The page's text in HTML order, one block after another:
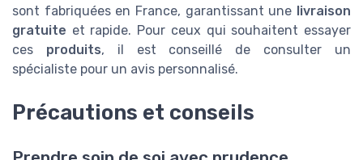
sont fabriquées en France, garantissant une livraison
gratuite et rapide. Pour ceux qui souhaitent essayer
ces produits, il est conseillé de consulter un
spécialiste pour un avis personnalisé.
Précautions et conseils